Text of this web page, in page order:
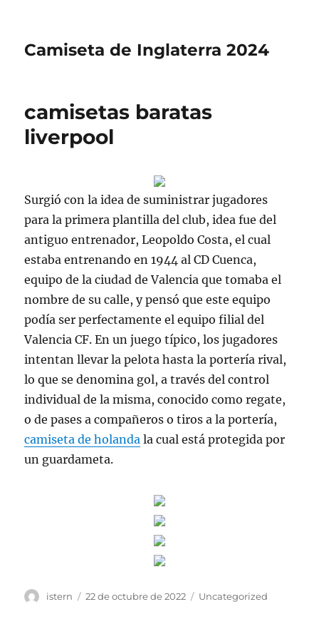
Camiseta de Inglaterra 2024
camisetas baratas
liverpool
Surgió con la idea de suministrar jugadores
para la primera plantilla del club, idea fue del
antiguo entrenador, Leopoldo Costa, el cual
estaba entrenando en 1944 al CD Cuenca,
equipo de la ciudad de Valencia que tomaba el
nombre de su calle, y pensó que este equipo
podía ser perfectamente el equipo filial del
Valencia CF. En un juego típico, los jugadores
intentan llevar la pelota hasta la portería rival,
lo que se denomina gol, a través del control
individual de la misma, conocido como regate,
o de pases a compañeros o tiros a la portería,
camiseta de holanda la cual está protegida por
un guardameta.
Autor
istern
Publicado
22 de octubre de 2022 Categorías
Uncategorized